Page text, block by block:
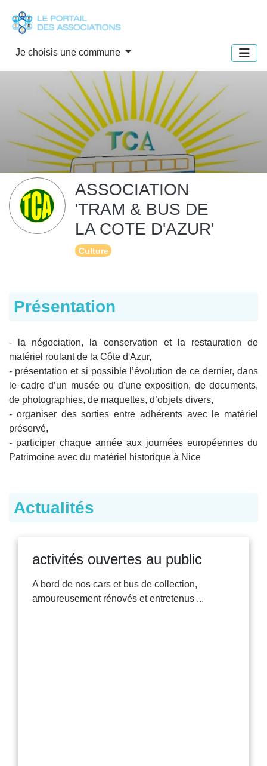
Je choisis une commune
ASSOCIATION
'TRAM & BUS DE
LA COTE D'AZUR'
Culture
Présentation
- la négociation, la conservation et la restauration de
matériel roulant de la Côte d'Azur,
- présentation et si possible l’évolution de ce dernier, dans
le cadre d’un musée ou d'une exposition, de documents,
de photographies, de maquettes, d’objets divers,
- organiser des sorties entre adhérents avec le matériel
préservé,
- participer chaque année aux journées européennes du
Patrimoine avec du matériel historique à Nice
Actualités
activités ouvertes au public
A bord de nos cars et bus de collection,
amoureusement rénovés et entretenus ...